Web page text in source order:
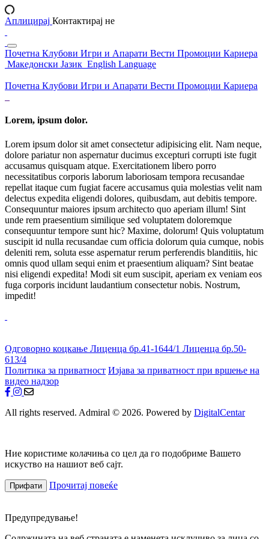
Аплицирај Контактирај не
Почетна Клубови Игри и Апарати Вести Промоции Кариера
Македонски Јазик English Language
Почетна Клубови Игри и Апарати Вести Промоции Кариера
Lorem, ipsum dolor.
Lorem ipsum dolor sit amet consectetur adipisicing elit. Nam neque,
dolore pariatur non aspernatur ducimus excepturi corrupti iste fugit
accusamus quisquam atque. Exercitationem libero porro
necessitatibus corporis laborum laboriosam tempora recusandae
repellat itaque cum fugiat facere accusamus quia molestias velit nam
delectus expedita eligendi dolores, quibusdam, aut debitis tempore.
Consequuntur maiores ipsum architecto quo aperiam illum! Sint
unde rem praesentium similique sed voluptatem doloremque
consequuntur tempore sunt hic? Maxime, dolorum! Quis voluptatum
suscipit id nulla recusandae cum officia dolorum quia cumque, nobis
deleniti rem, soluta esse aspernatur rerum perferendis blanditiis, hic
omnis quod ullam sequi enim et praesentium aliquam? Sint beatae
nisi eligendi expedita! Modi sit eum suscipit, aperiam ex veniam eos
fuga corporis incidunt laudantium consectetur nobis. Nostrum,
impedit!
Одговорно коцкање Лиценца бр.41-1644/1 Лиценца бр.50-
613/4
Политика за приватност Изјава за приватност при вршење на
видео надзор
All rights reserved. Admiral © 2026. Powered by DigitalCentar
Ние користиме колачиња со цел да го подобриме Вашето
искуство на нашиот веб сајт.
Прифати Прочитај повеќе
Предупредување!